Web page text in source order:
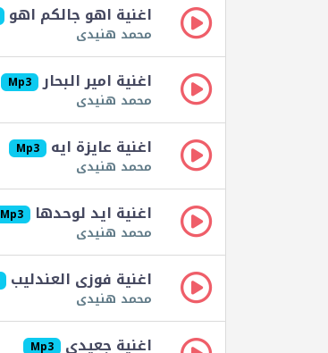
اغنية اهو جالكم اهو
محمد هنيدى
اغنية امير البحار Mp3
محمد هنيدى
اغنية عايزة ايه Mp3
محمد هنيدى
اغنية ايد لوحدها Mp3
محمد هنيدى
اغنية فوزى العندليب
محمد هنيدى
اغنية جعيدى Mp3